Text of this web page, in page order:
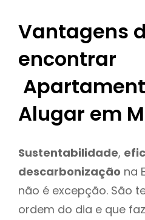
Vantagens
encontrar
Alugar em
Sustentabilidade,
descarbonização na
não é excepção. São
ordem do dia e que